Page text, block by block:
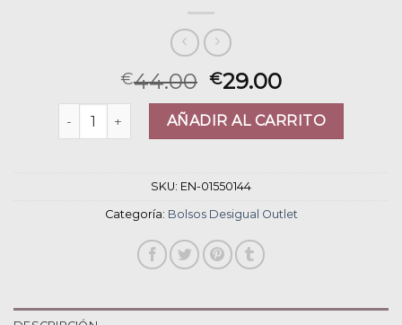
€44.00 €29.00
bolsos desigual outlet cantidad
AÑADIR AL CARRITO
SKU: EN-01550144
Categoría: Bolsos Desigual Outlet